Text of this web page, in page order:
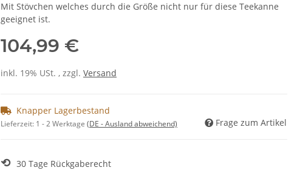
Mit Stövchen welches durch die Größe nicht nur für diese Teekanne
geeignet ist.
104,99 €
inkl. 19% USt. , zzgl. Versand
Knapper Lagerbestand
Lieferzeit: 1 - 2 Werktage (DE - Ausland abweichend) Frage zum Artikel
⟲ 30 Tage Rückgaberecht